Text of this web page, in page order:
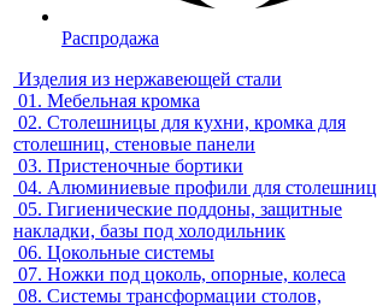
Распродажа
Изделия из нержавеющей стали
01. Мебельная кромка
02. Столешницы для кухни, кромка для
столешниц, стеновые панели
03. Пристеночные бортики
04. Алюминиевые профили для столешниц
05. Гигиенические поддоны, защитные
накладки, базы под холодильник
06. Цокольные системы
07. Ножки под цоколь, опорные, колеса
08. Системы трансформации столов,